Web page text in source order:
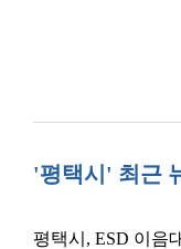
'평택시' 최근
평택시, ESD 이음